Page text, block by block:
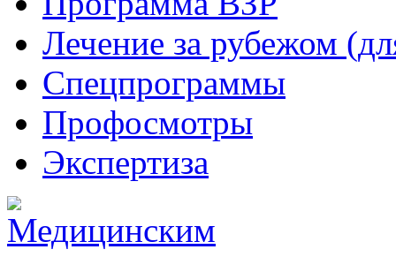
Лечение за рубежом
Спецпрограммы
Профосмотры
Экспертиза